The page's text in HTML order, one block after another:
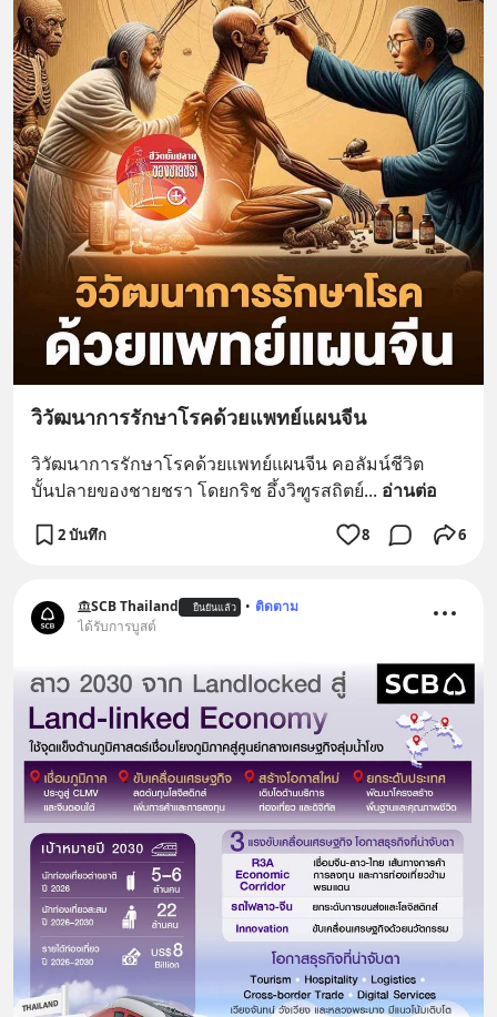
วิวัฒนาการรักษาโรคด้วยแพทย์แผนจีน
วิวัฒนาการรักษาโรคด้วยแพทย์แผนจีน คอลัมน์ชีวิต
บั้นปลายของชายชรา โดยกริช อึ้งวิฑูรสถิตย์... อ่านต่อ
2 บันทึก 8 6
SCB Thailand ยืนยันแล้ว • ติดตาม
ได้รับการบูสต์